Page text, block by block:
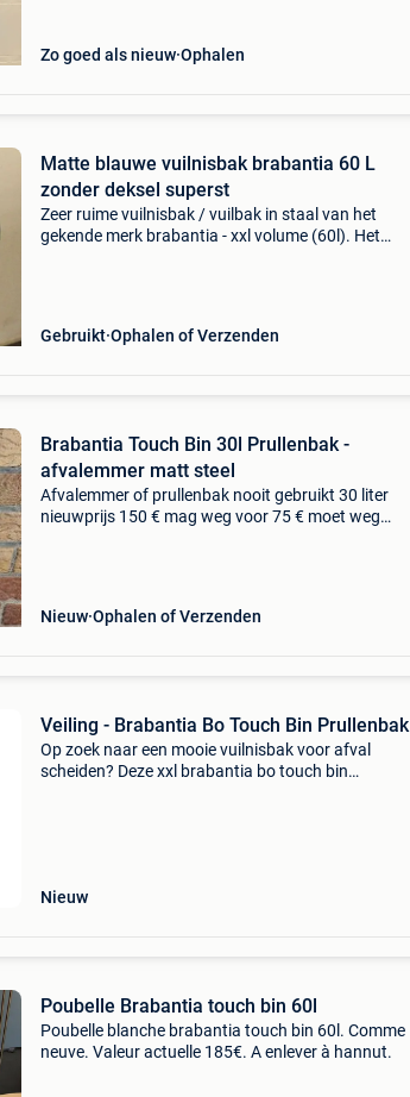
Zo goed als nieuw Ophalen
Matte blauwe vuilnisbak brabantia 60 L
zonder deksel superst
Zeer ruime vuilnisbak / vuilbak in staal van het
gekende merk brabantia - xxl volume (60l). Het
Gebruikt Ophalen of Verzenden
Brabantia Touch Bin 30l Prullenbak -
afvalemmer matt steel
Afvalemmer of prullenbak nooit gebruikt 30 liter
nieuwprijs 150 € mag weg voor 75 € moet weg
Nieuw Ophalen of Verzenden
Veiling - Brabantia Bo Touch Bin Prullenbak
Op zoek naar een mooie vuilnisbak voor afval
scheiden? Deze xxl brabantia bo touch bin
Nieuw
Poubelle Brabantia touch bin 60l
Poubelle blanche brabantia touch bin 60l. Comme
neuve. Valeur actuelle 185€. A enlever à hannut.